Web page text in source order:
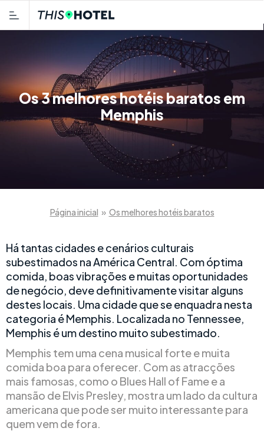
Os 3 melhores hotéis baratos em
Memphis
Página inicial » Os melhores hotéis baratos
Há tantas cidades e cenários culturais
subestimados na América Central. Com óptima
comida, boas vibrações e muitas oportunidades
de negócio, deve definitivamente visitar alguns
destes locais. Uma cidade que se enquadra nesta
categoria é Memphis. Localizada no Tennessee,
Memphis é um destino muito subestimado.
Memphis tem uma cena musical forte e muita
comida boa para oferecer. Com as atracções
mais famosas, como o Blues Hall of Fame e a
mansão de Elvis Presley, mostra um lado da cultura
americana que pode ser muito interessante para
quem vem de fora.